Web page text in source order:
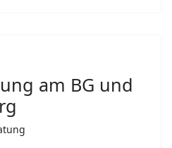
am BG und